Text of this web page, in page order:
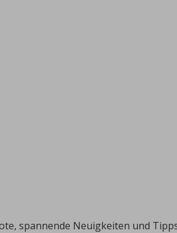
spannende Neuigkeiten und